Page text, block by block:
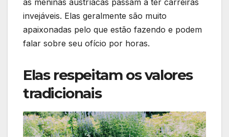
as meninas austríacas passam a ter carreiras
invejáveis. Elas geralmente são muito
apaixonadas pelo que estão fazendo e podem
falar sobre seu ofício por horas.
Elas respeitam os valores
tradicionais